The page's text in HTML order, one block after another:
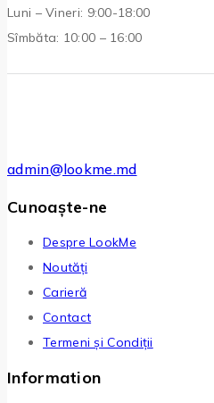
Luni – Vineri: 9:00-18:00
Sîmbăta: 10:00 – 16:00
admin@lookme.md
Cunoaște-ne
Despre LookMe
Noutăți
Carieră
Contact
Termeni și Condiții
Information